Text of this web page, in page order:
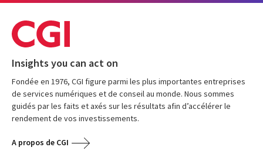
Insights you can act on
Fondée en 1976, CGI figure parmi les plus importantes entreprises
de services numériques et de conseil au monde. Nous sommes
guidés par les faits et axés sur les résultats afin d’accélérer le
rendement de vos investissements.
A propos de CGI